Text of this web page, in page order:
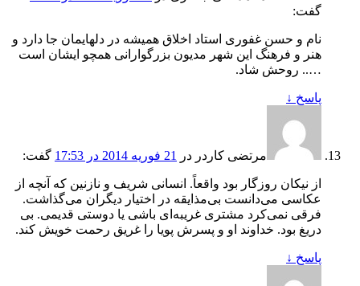
گفت:
نام و حسن غفوری استاد اخلاق همیشه در دلهایمان جا دارد و
هنر و فرهنگ این شهر مدیون بزرگوارانی همچو ایشان است
….. روحش شاد.
پاسخ ↓
مرتضی کاردر در 21 فوریه 2014 در 17:53 گفت:
از نیکان روزگار بود واقعاً. انسانی شریف و نازنین که آنچه از
عکاسی می‌دانست بی‌مذایقه در اختیار دیگران می‌گذاشت.
فرقی نمی‌کرد مشتری غریبه‌ای باشی یا دوستی قدیمی. بی
دریغ بود. خداوند او و پسرش پویا را غریق رحمت خویش کند.
پاسخ ↓